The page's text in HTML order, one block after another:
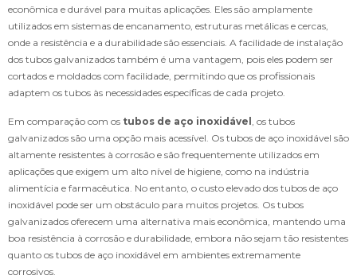
econômica e durável para muitas aplicações. Eles são amplamente
utilizados em sistemas de encanamento, estruturas metálicas e cercas,
onde a resistência e a durabilidade são essenciais. A facilidade de instalação
dos tubos galvanizados também é uma vantagem, pois eles podem ser
cortados e moldados com facilidade, permitindo que os profissionais
adaptem os tubos às necessidades específicas de cada projeto.
Em comparação com os tubos de aço inoxidável , os tubos
galvanizados são uma opção mais acessível. Os tubos de aço inoxidável são
altamente resistentes à corrosão e são frequentemente utilizados em
aplicações que exigem um alto nível de higiene, como na indústria
alimentícia e farmacêutica. No entanto, o custo elevado dos tubos de aço
inoxidável pode ser um obstáculo para muitos projetos. Os tubos
galvanizados oferecem uma alternativa mais econômica, mantendo uma
boa resistência à corrosão e durabilidade, embora não sejam tão resistentes
quanto os tubos de aço inoxidável em ambientes extremamente
corrosivos.